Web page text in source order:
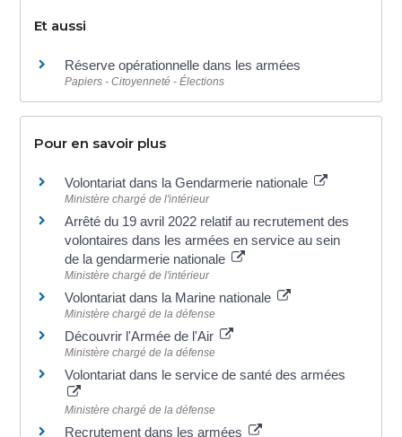
Et aussi
Réserve opérationnelle dans les armées
Papiers - Citoyenneté - Élections
Pour en savoir plus
Volontariat dans la Gendarmerie nationale
Ministère chargé de l'intérieur
Arrêté du 19 avril 2022 relatif au recrutement des
volontaires dans les armées en service au sein
de la gendarmerie nationale
Ministère chargé de l'intérieur
Volontariat dans la Marine nationale
Ministère chargé de la défense
Découvrir l'Armée de l'Air
Ministère chargé de la défense
Volontariat dans le service de santé des armées
Ministère chargé de la défense
Recrutement dans les armées